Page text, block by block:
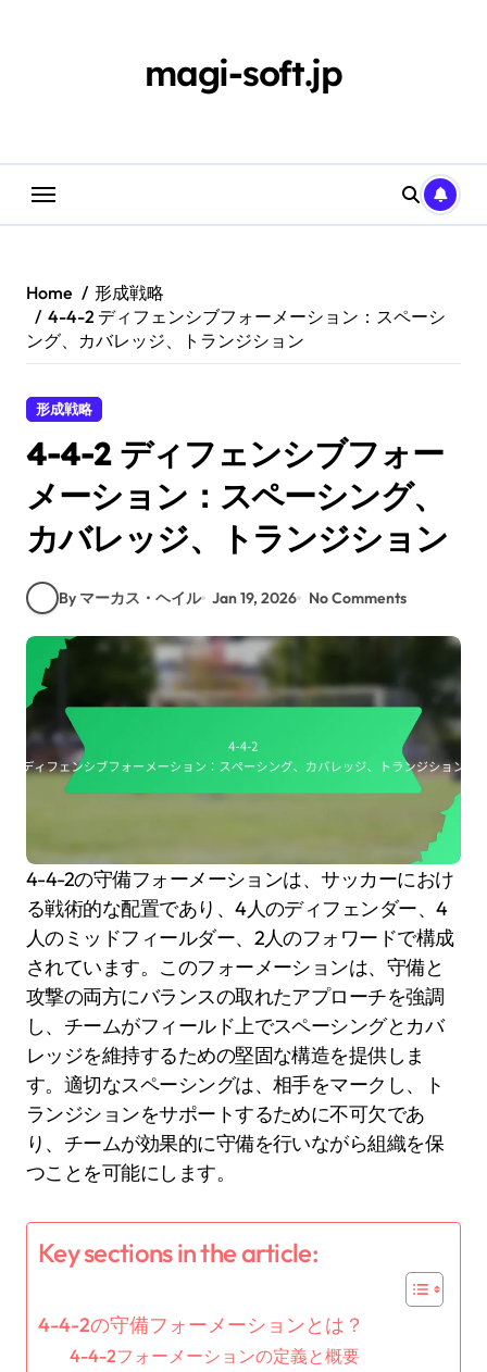
magi-soft.jp
Home
形成戦略
4-4-2 ディフェンシブフォーメーション：スペーシ
ング、カバレッジ、トランジション
形成戦略
4-4-2 ディフェンシブフォー
メーション：スペーシング、
カバレッジ、トランジション
By マーカス・ヘイル Jan 19, 2026 No Comments
4-4-2の守備フォーメーションは、サッカーにおけ
る戦術的な配置であり、4人のディフェンダー、4
人のミッドフィールダー、2人のフォワードで構成
されています。このフォーメーションは、守備と
攻撃の両方にバランスの取れたアプローチを強調
し、チームがフィールド上でスペーシングとカバ
レッジを維持するための堅固な構造を提供しま
す。適切なスペーシングは、相手をマークし、ト
ランジションをサポートするために不可欠であ
り、チームが効果的に守備を行いながら組織を保
つことを可能にします。
Key sections in the article:
4-4-2の守備フォーメーションとは？
4-4-2フォーメーションの定義と概要